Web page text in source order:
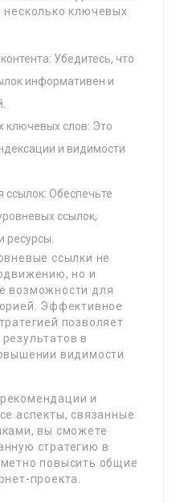
ключевых
Убедитесь, что
информативен и
ключевых слов: Это
и видимости
ссылок: Обеспечьте
ссылок,
ресурсы.
ссылки не
но и
возможности для
Эффективное
позволяет
в
видимости
и
аспекты, связанные
вы сможете
стратегию в
повысить общие
проекта.